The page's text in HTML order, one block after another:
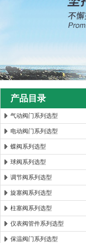
郑州森玛自控
产品目录
气动阀门系列选型
电动阀门系列选型
蝶阀系列选型
球阀系列选型
调节阀系列选型
旋塞阀系列选型
柱塞阀系列选型
仪表阀管件系列选型
保温阀门系列选型